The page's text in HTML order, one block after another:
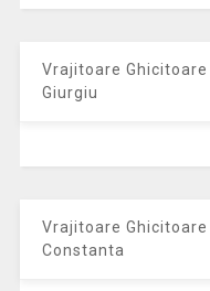
Vrajitoare
Giurgiu
Vrajitoare
Constanta